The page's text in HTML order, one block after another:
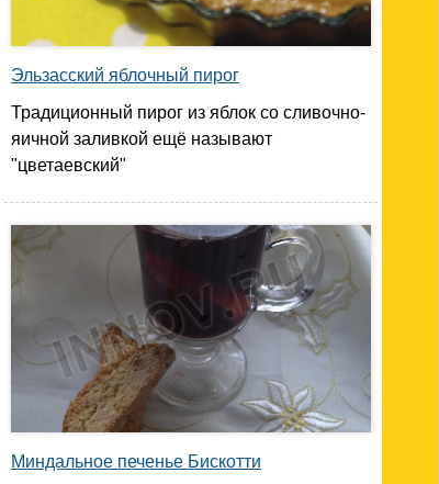
Эльзасский яблочный пирог
Традиционный пирог из яблок со сливочно-
яичной заливкой ещё называют
"цветаевский"
Миндальное печенье Бискотти